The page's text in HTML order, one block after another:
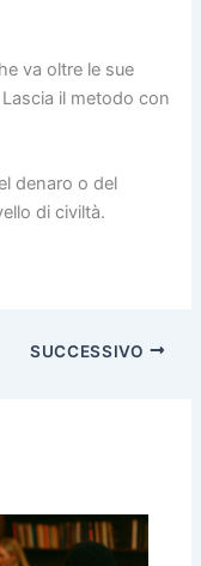
va oltre le sue
il metodo con
denaro o del
di civiltà.
SUCCESSIVO